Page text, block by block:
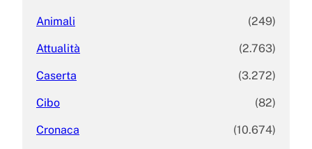
Animali (249)
Attualità (2.763)
Caserta (3.272)
Cibo (82)
Cronaca (10.674)